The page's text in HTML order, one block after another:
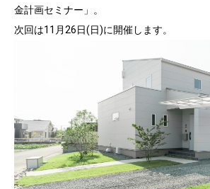
金計画セミナー」。
次回は11月26日(日)に開催します。